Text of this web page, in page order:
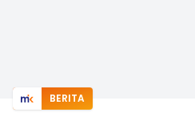
BERITA